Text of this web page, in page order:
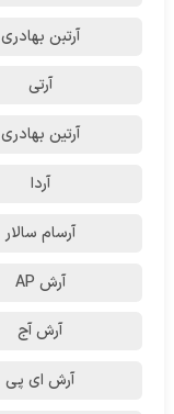
آرتبن بهادری
آرتی
آرتین بهادری
آردا
آرسام سالار
آرش AP
آرش آج
آرش ای پی